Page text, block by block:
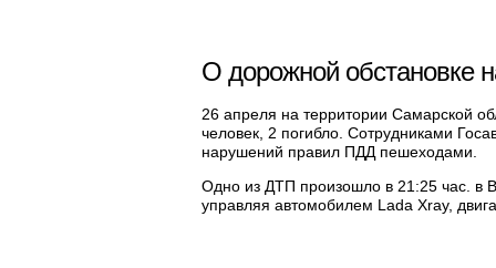
О дорожной обстановке
26 апреля на территории Самарской
человек, 2 погибло. Сотрудниками
нарушений правил ПДД пешеходами.
Одно из ДТП произошло в 21:25 час. в
управляя автомобилем Lada Xray,